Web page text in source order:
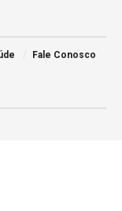
Fale Conosco